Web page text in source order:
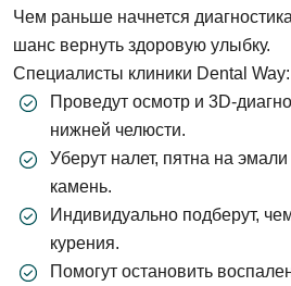
Чем раньше начнется
шанс вернуть здоровую улыбку.
Специалисты клиники Dental Way:
Проведут осмотр и 3D-
нижней челюсти.
Уберут налет, пятна на эмали
камень.
Индивидуально подберут,
курения.
Помогут остановить
Отправить